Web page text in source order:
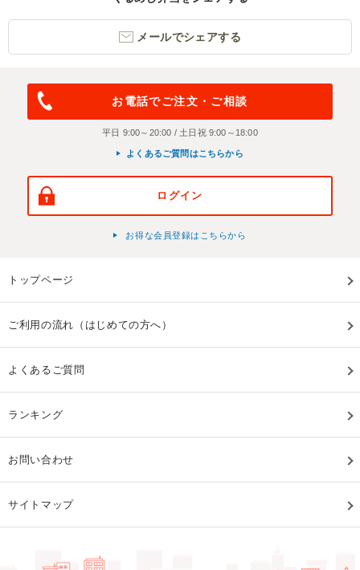
メールでシェアする
お電話でご注文・ご相談
平日 9:00～20:00 / 土日祝 9:00～18:00
よくあるご質問はこちらから
ログイン
お得な会員登録はこちらから
トップページ
ご利用の流れ（はじめての方へ）
よくあるご質問
ランキング
お問い合わせ
サイトマップ